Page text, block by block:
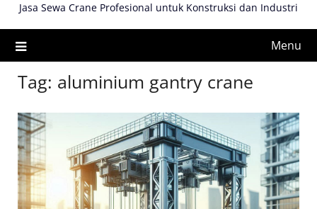
Jasa Sewa Crane Profesional untuk Konstruksi dan Industri
Menu
Tag: aluminium gantry crane